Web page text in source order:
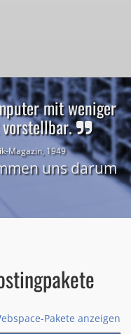
mit weniger
vorstellbar.
Magazin, 1949
uns darum
Pakete anzeigen